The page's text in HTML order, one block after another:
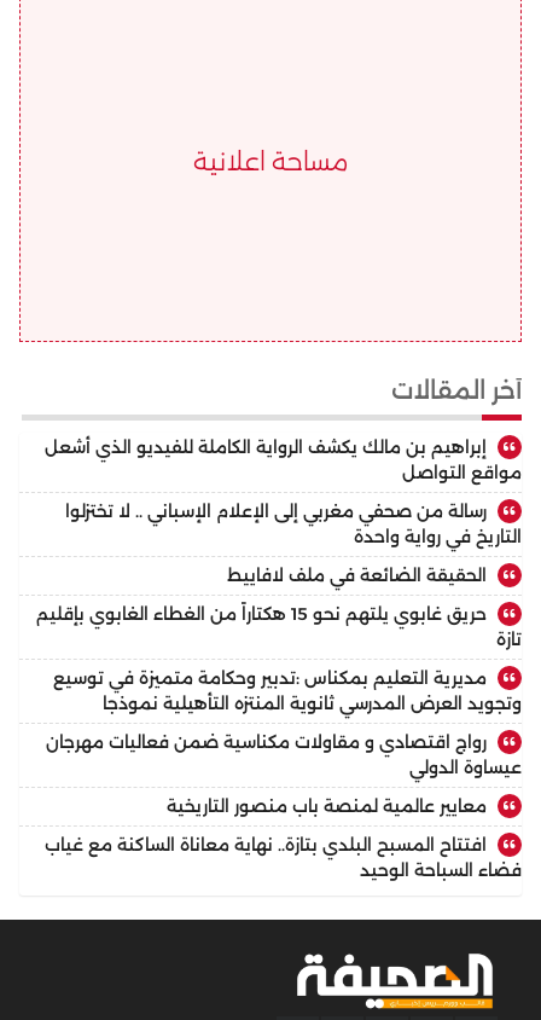
مساحة اعلانية
أخر المقالات
إبراهيم بن مالك يكشف الرواية الكاملة للفيديو الذي أشعل
مواقع التواصل
رسالة من صحفي مغربي إلى الإعلام الإسباني .. لا تختزلوا
التاريخ في رواية واحدة
الحقيقة الضائعة في ملف لافاييط
حريق غابوي يلتهم نحو 15 هكتاراً من الغطاء الغابوي بإقليم
تازة
مديرية التعليم بمكناس :تدبير وحكامة متميزة في توسيع
وتجويد العرض المدرسي ثانوية المنتزه التأهيلية نموذجا
رواج اقتصادي و مقاولات مكناسية ضمن فعاليات مهرجان
عيساوة الدولي
معايير عالمية لمنصة باب منصور التاريخية
افتتاح المسبح البلدي بتازة.. نهاية معاناة الساكنة مع غياب
فضاء السباحة الوحيد